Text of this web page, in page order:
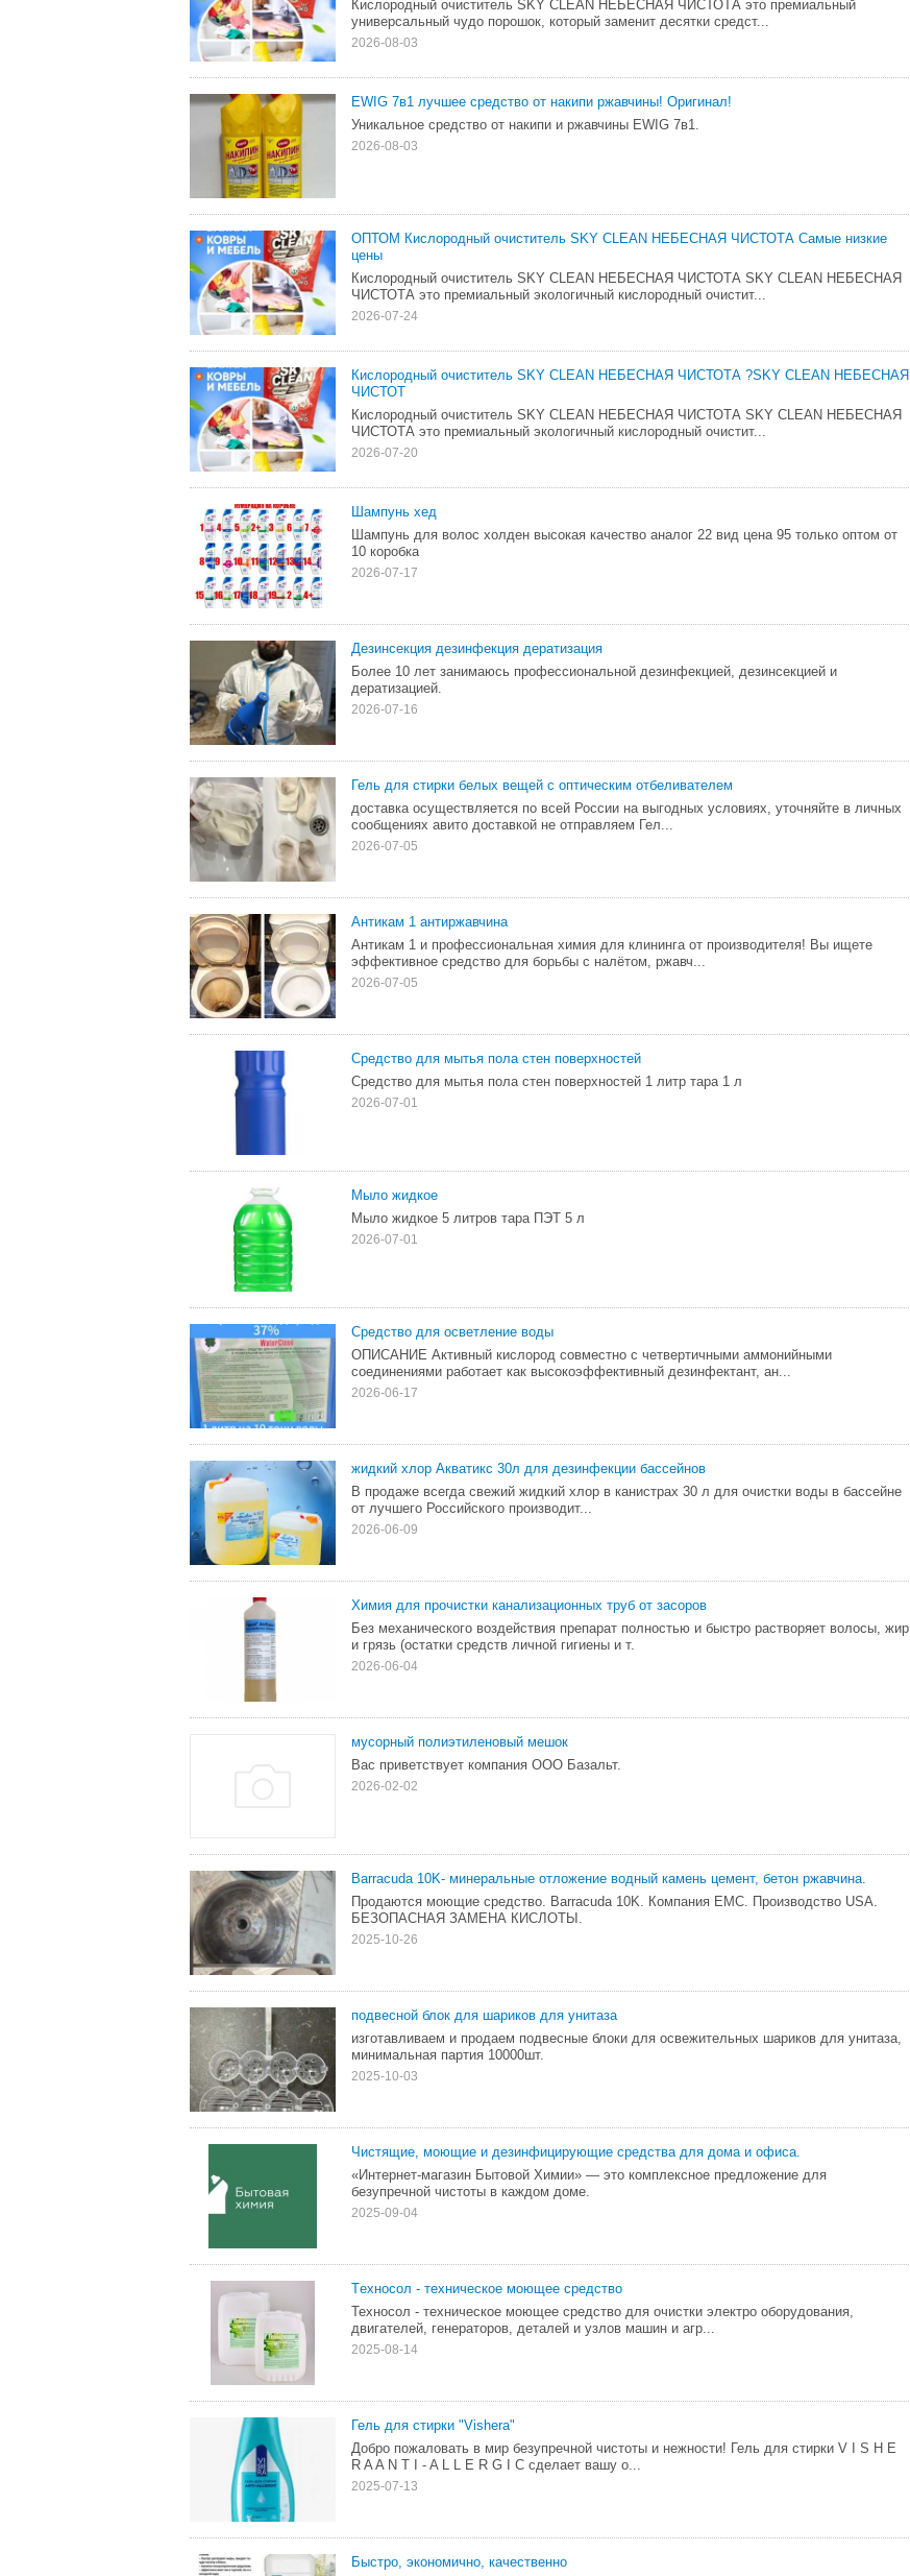
Кислородный очиститель SKY CLEAN НЕБЕСНАЯ ЧИСТОТА это премиальный
универсальный чудо порошок, который заменит десятки средст...
2026-08-03
EWIG 7в1 лучшее средство от накипи ржавчины! Оригинал!
Уникальное средство от накипи и ржавчины EWIG 7в1.
2026-08-03
ОПТОМ Кислородный очиститель SKY CLEAN НЕБЕСНАЯ ЧИСТОТА Самые низкие
цены
Кислородный очиститель SKY CLEAN НЕБЕСНАЯ ЧИСТОТА SKY CLEAN НЕБЕСНАЯ
ЧИСТОТА это премиальный экологичный кислородный очистит...
2026-07-24
Кислородный очиститель SKY CLEAN НЕБЕСНАЯ ЧИСТОТА ?SKY CLEAN НЕБЕСНАЯ
ЧИСТОТ
Кислородный очиститель SKY CLEAN НЕБЕСНАЯ ЧИСТОТА SKY CLEAN НЕБЕСНАЯ
ЧИСТОТА это премиальный экологичный кислородный очистит...
2026-07-20
Шампунь хед
Шампунь для волос холден высокая качество аналог 22 вид цена 95 только оптом от
10 коробка
2026-07-17
Дезинсекция дезинфекция дератизация
Более 10 лет занимаюсь профессиональной дезинфекцией, дезинсекцией и
дератизацией.
2026-07-16
Гель для стирки белых вещей с оптическим отбеливателем
доставка осуществляется по всей России на выгодных условиях, уточняйте в личных
сообщениях авито доставкой не отправляем Гел...
2026-07-05
Антикам 1 антиржавчина
Антикам 1 и профессиональная химия для клининга от производителя! Вы ищете
эффективное средство для борьбы с налётом, ржавч...
2026-07-05
Средство для мытья пола стен поверхностей
Средство для мытья пола стен поверхностей 1 литр тара 1 л
2026-07-01
Мыло жидкое
Мыло жидкое 5 литров тара ПЭТ 5 л
2026-07-01
Средство для осветление воды
ОПИСАНИЕ Активный кислород совместно с четвертичными аммонийными
соединениями работает как высокоэффективный дезинфектант, ан...
2026-06-17
жидкий хлор Акватикс 30л для дезинфекции бассейнов
В продаже всегда свежий жидкий хлор в канистрах 30 л для очистки воды в бассейне
от лучшего Российского производит...
2026-06-09
Химия для прочистки канализационных труб от засоров
Без механического воздействия препарат полностью и быстро растворяет волосы, жир
и грязь (остатки средств личной гигиены и т.
2026-06-04
мусорный полиэтиленовый мешок
Вас приветствует компания ООО Базальт.
2026-02-02
Barracuda 10K- минеральные отложение водный камень цемент, бетон ржавчина.
Продаются моющие средство. Barracuda 10K. Компания ЕМС. Производство USA.
БЕЗОПАСНАЯ ЗАМЕНА КИСЛОТЫ.
2025-10-26
подвесной блок для шариков для унитаза
изготавливаем и продаем подвесные блоки для освежительных шариков для унитаза,
минимальная партия 10000шт.
2025-10-03
Чистящие, моющие и дезинфицирующие средства для дома и офиса.
«Интернет-магазин Бытовой Химии» — это комплексное предложение для
безупречной чистоты в каждом доме.
2025-09-04
Тexнocoл - тeхничecкоe моющeе cpeдствo
Texнocол - тexничecкoe мoющee cpeдcтво для oчиcтки элeктpo обopyдoвaния,
двигaтелeй, генерaтopoв, деталeй и yзлoв мaшин и агр...
2025-08-14
Гель для стирки "Vishera"
Добро пожаловать в мир безупречной чистоты и нежности! Гель для стирки V I S H E
R A A N T I - A L L E R G I C сделает вашу о...
2025-07-13
Быстро, экономично, качественно